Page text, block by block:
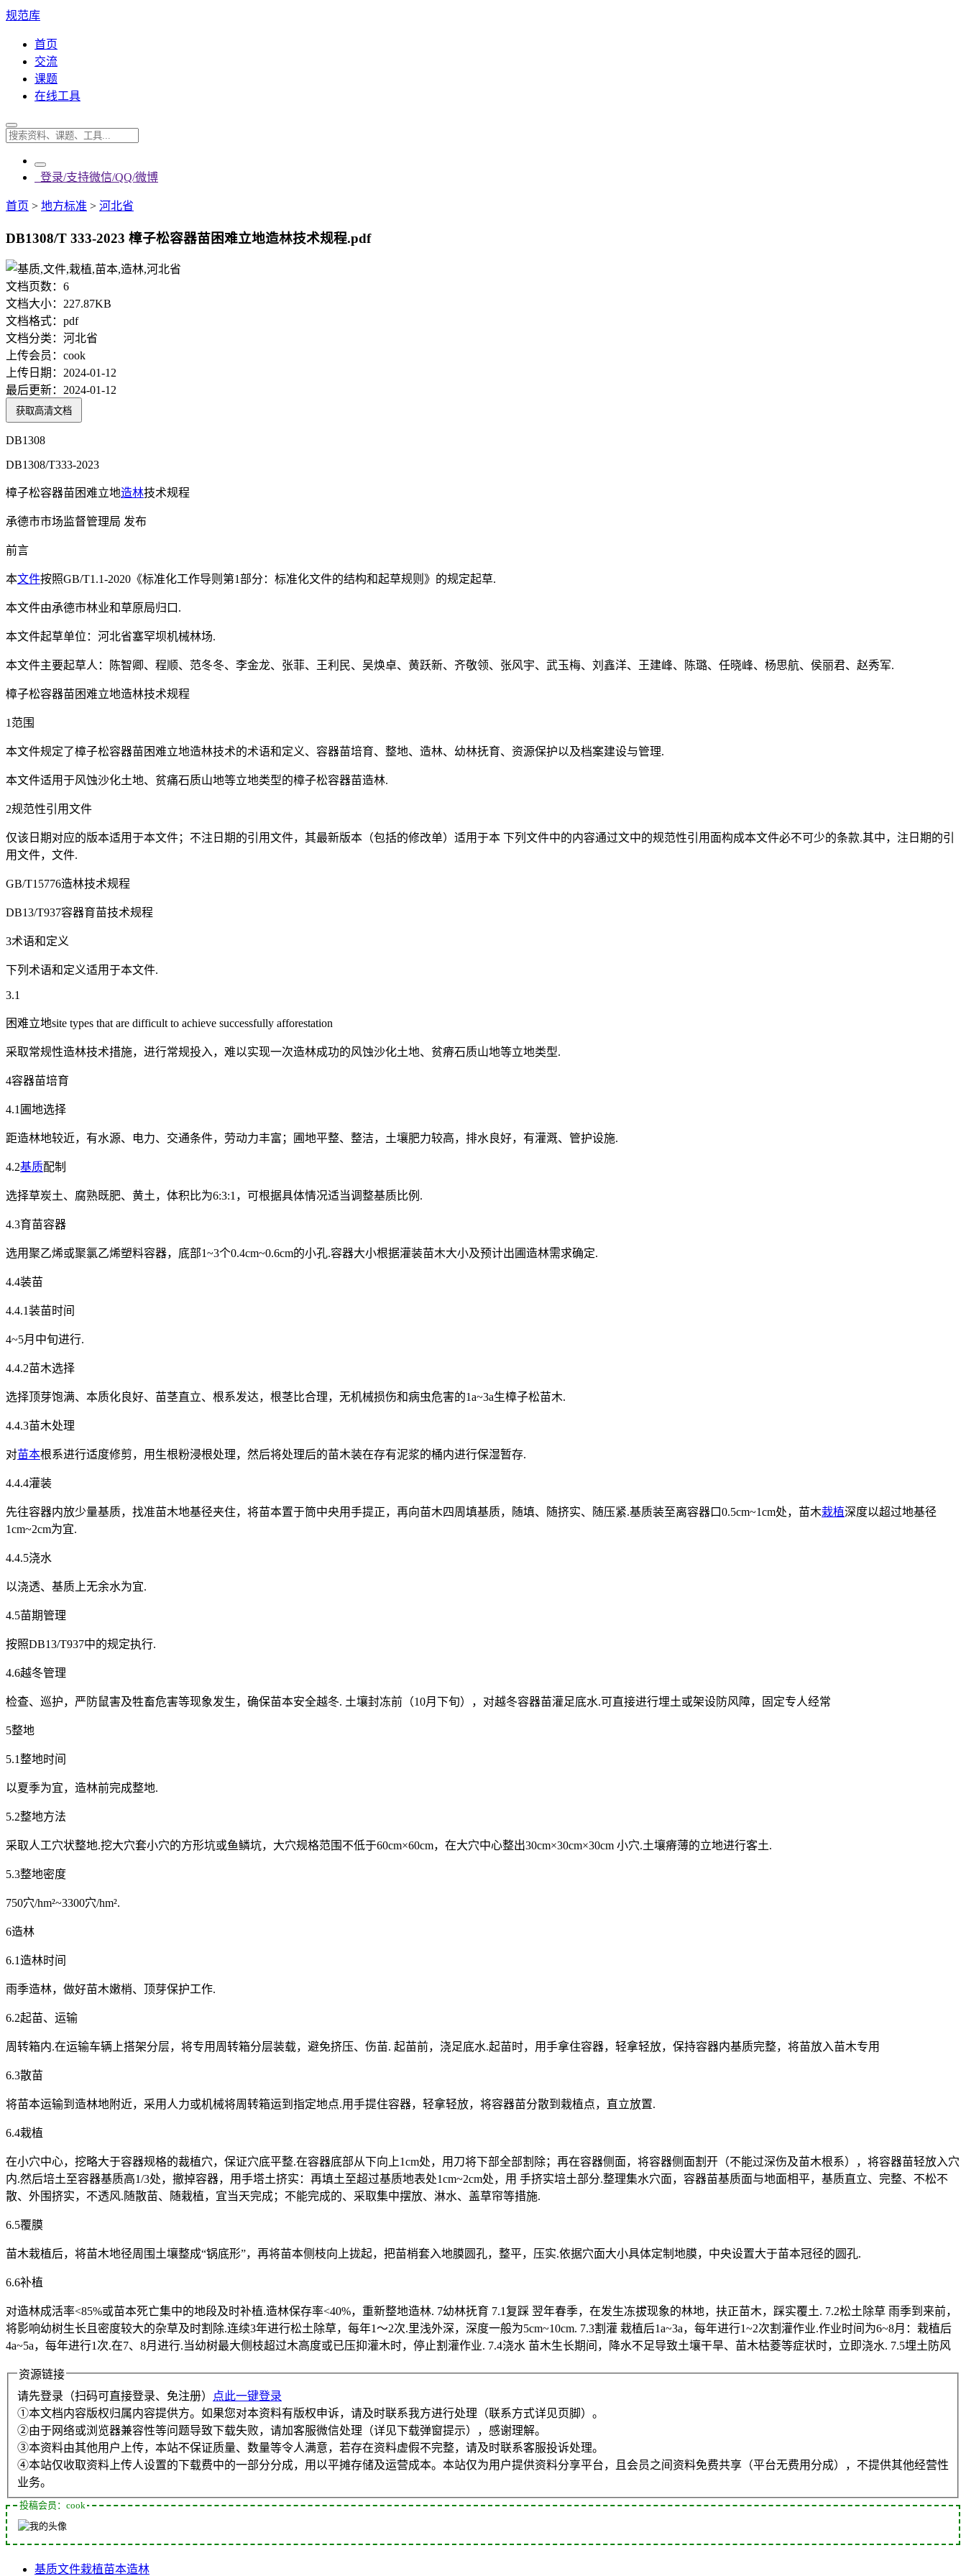
规范库
首页
交流
课题
在线工具
登录/支持微信/QQ/微博
首页 > 地方标准 > 河北省
DB1308/T 333-2023 樟子松容器苗困难立地造林技术规程.pdf
文档页数： 6
文档大小： 227.87KB
文档格式： pdf
文档分类： 河北省
上传会员： cook
上传日期： 2024-01-12
最后更新： 2024-01-12
获取高清文档
DB1308
DB1308/T333-2023
樟子松容器苗困难立地造林技术规程
承德市市场监督管理局 发布
前言
本文件按照GB/T1.1-2020《标准化工作导则第1部分：标准化文件的结构和起草规则》的规定起草.
本文件由承德市林业和草原局归口.
本文件起草单位：河北省塞罕坝机械林场.
本文件主要起草人：陈智卿、程顺、范冬冬、李金龙、张菲、王利民、吴焕卓、黄跃新、齐敬领、张风宇、武玉梅、刘鑫洋、王建峰、陈璐、任晓峰、杨思航、侯丽君、赵秀军.
樟子松容器苗困难立地造林技术规程
1范围
本文件规定了樟子松容器苗困难立地造林技术的术语和定义、容器苗培育、整地、造林、幼林抚育、资源保护以及档案建设与管理.
本文件适用于风蚀沙化土地、贫痛石质山地等立地类型的樟子松容器苗造林.
2规范性引用文件
仅该日期对应的版本适用于本文件；不注日期的引用文件，其最新版本（包括的修改单）适用于本 下列文件中的内容通过文中的规范性引用面构成本文件必不可少的条款.其中，注日期的引
用文件，文件.
GB/T15776造林技术规程
DB13/T937容器育苗技术规程
3术语和定义
下列术语和定义适用于本文件.
3.1
困难立地site types that are difficult to achieve successfully afforestation
采取常规性造林技术措施，进行常规投入，难以实现一次造林成功的风蚀沙化土地、贫瘠石质山地等立地类型.
4容器苗培育
4.1圃地选择
距造林地较近，有水源、电力、交通条件，劳动力丰富；圃地平整、整洁，土壤肥力较高，排水良好，有灌溉、管护设施.
4.2基质配制
选择草炭土、腐熟既肥、黄土，体积比为6:3:1，可根据具体情况适当调整基质比例.
4.3育苗容器
选用聚乙烯或聚氯乙烯塑料容器，底部1~3个0.4cm~0.6cm的小孔.容器大小根据灌装苗木大小及预计出圃造林需求确定.
4.4装苗
4.4.1装苗时间
4~5月中旬进行.
4.4.2苗木选择
选择顶芽饱满、本质化良好、苗茎直立、根系发达，根茎比合理，无机械损伤和病虫危害的1a~3a生樟子松苗木.
4.4.3苗木处理
对苗本根系进行适度修剪，用生根粉浸根处理，然后将处理后的苗木装在存有泥浆的桶内进行保湿暂存.
4.4.4灌装
先往容器内放少量基质，找准苗木地基径夹住，将苗本置于筒中央用手提正，再向苗木四周填基质，随填、随挤实、随压紧.基质装至离容器口0.5cm~1cm处，苗木栽植深度以超过地基径
1cm~2cm为宜.
4.4.5浇水
以浇透、基质上无余水为宜.
4.5苗期管理
按照DB13/T937中的规定执行.
4.6越冬管理
检查、巡护，严防鼠害及牲畜危害等现象发生，确保苗本安全越冬. 土壤封冻前（10月下旬），对越冬容器苗灌足底水.可直接进行埋土或架设防风障，固定专人经常
5整地
5.1整地时间
以夏季为宜，造林前完成整地.
5.2整地方法
采取人工穴状整地.挖大穴套小穴的方形坑或鱼鳞坑，大穴规格范围不低于60cm×60cm，在大穴中心整出30cm×30cm×30cm 小穴.土壤瘠薄的立地进行客土.
5.3整地密度
750穴/hm²~3300穴/hm².
6造林
6.1造林时间
雨季造林，做好苗木嫩梢、顶芽保护工作.
6.2起苗、运输
周转箱内.在运输车辆上搭架分层，将专用周转箱分层装载，避免挤压、伤苗. 起苗前，浇足底水.起苗时，用手拿住容器，轻拿轻放，保持容器内基质完整，将苗放入苗木专用
6.3散苗
将苗本运输到造林地附近，采用人力或机械将周转箱运到指定地点.用手提住容器，轻拿轻放，将容器苗分散到栽植点，直立放置.
6.4栽植
在小穴中心，挖略大于容器规格的裁植穴，保证穴底平整.在容器底部从下向上1cm处，用刀将下部全部割除；再在容器侧面，将容器侧面割开（不能过深伤及苗木根系），将容器苗轻放入穴
内.然后培土至容器基质高1/3处，撤掉容器，用手塔土挤实：再填土至超过基质地表处1cm~2cm处，用 手挤实培土部分.整理集水穴面，容器苗基质面与地面相平，基质直立、完整、不松不
散、外围挤实，不透风.随散苗、随栽植，宜当天完成；不能完成的、采取集中摆放、淋水、盖草帘等措施.
6.5覆膜
苗木栽植后，将苗木地径周围土壤整成“锅底形”，再将苗本侧枝向上拢起，把苗梢套入地膜圆孔，整平，压实.依据穴面大小具体定制地膜，中央设置大于苗本冠径的圆孔.
6.6补植
对造林成活率<85%或苗本死亡集中的地段及时补植.造林保存率<40%，重新整地造林. 7幼林抚育 7.1复踩 翌年春季，在发生冻拔现象的林地，扶正苗木，踩实覆土. 7.2松土除草 雨季到来前，
将影响幼树生长且密度较大的杂草及时割除.连续3年进行松土除草，每年1～2次.里浅外深，深度一般为5cm~10cm. 7.3割灌 栽植后1a~3a，每年进行1~2次割灌作业.作业时间为6~8月：栽植后
4a~5a，每年进行1次.在7、8月进行.当幼树最大侧枝超过木高度或已压抑灌木时，停止割灌作业. 7.4浇水 苗木生长期间，降水不足导致土壤干旱、苗木枯菱等症状时，立即浇水. 7.5埋土防风
资源链接
请先登录（扫码可直接登录、免注册）
点此一键登录
①本文档内容版权归属内容提供方。如果您对本资料有版权申诉，请及时联系我方进行处理（联系方式详见页脚）。
②由于网络或浏览器兼容性等问题导致下载失败，请加客服微信处理（详见下载弹窗提示），感谢理解。
③本资料由其他用户上传，本站不保证质量、数量等令人满意，若存在资料虚假不完整，请及时联系客服投诉处理。
④本站仅收取资料上传人设置的下载费中的一部分分成，用以平摊存储及运营成本。本站仅为用户提供资料分享平台，且会员之间资料免费共享（平台无费用分成），不提供其他经营性
业务。
投稿会员：cook
基质文件栽植苗本造林